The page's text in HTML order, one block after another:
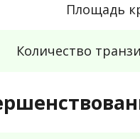
Площадь
Количество